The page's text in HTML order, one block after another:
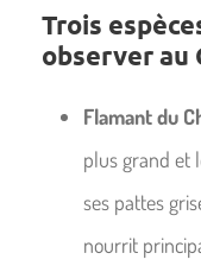
Trois
observer au
Flamant du
plus grand et
ses pattes
nourrit